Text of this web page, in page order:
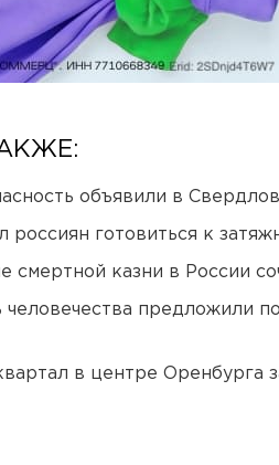
объявили в
россиян готовиться к
смертной казни в России
человечества предложили
в центре Оренбурга